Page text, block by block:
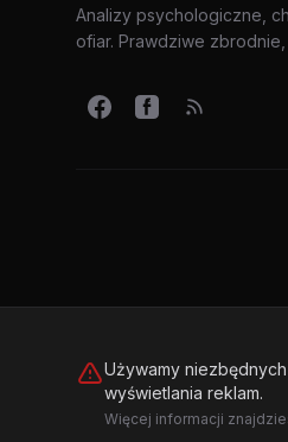
Analizy psychologiczne,
ofiar. Prawdziwe
© 2026 Archiwum Zbrodni -
Używamy
wyświetlania reklam.
Więcej informacji